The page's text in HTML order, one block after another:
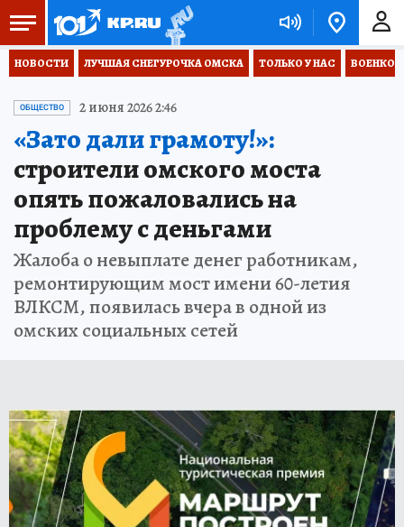
НОВОСТИ ЛУЧШАЯ СНЕГУРОЧКА ОМСКА ТОЛЬКО У НАС
ОБЩЕСТВО 2 июня 2026 2:46
«Зато дали грамоту!»:
строители омского моста
опять пожаловались на
проблему с деньгами
Жалоба о невыплате денег работникам,
ремонтирующим мост имени 60-летия
ВЛКСМ, появилась вчера в одной из
омских социальных сетей